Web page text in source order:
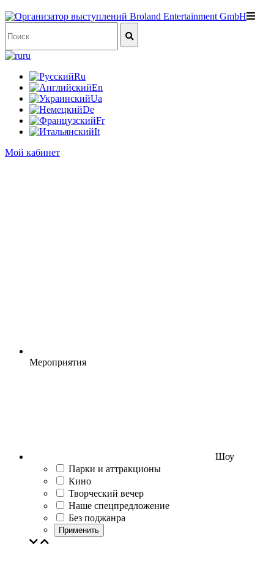
ru
Ru
En
Ua
De
Fr
It
Мой кабинет
Мероприятия
Шоу
Парки и аттракционы
Кино
Творческий вечер
Наше спецпредложение
Без поджанра
Применить